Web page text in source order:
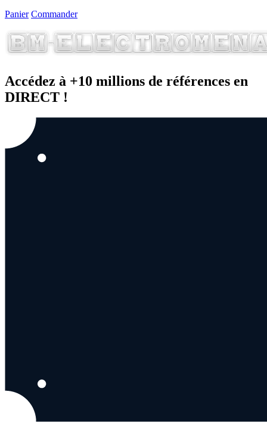
Panier Commander
Accédez à +10 millions de références en
DIRECT !